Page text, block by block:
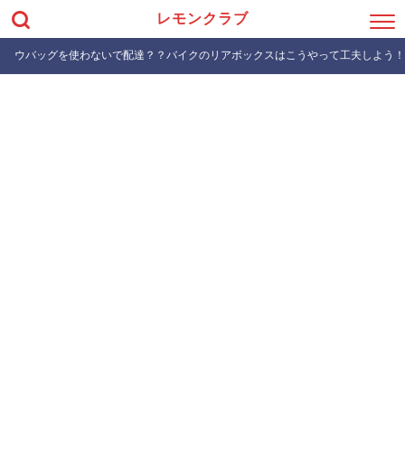
レモンクラブ
ウバッグを使わないで配達？？バイクのリアボックスはこうやって工夫しよう